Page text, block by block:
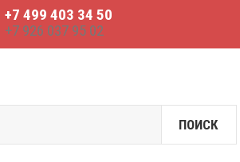
+7 499 403 34 50
+7 926 037 95 02
ПОИСК